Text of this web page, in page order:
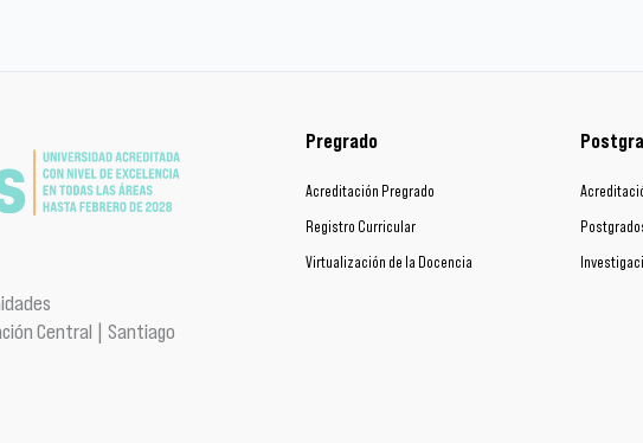
Central | Santiago
Pregrado
Acreditación Pregrado
Registro Curricular
Virtualización de la Docencia